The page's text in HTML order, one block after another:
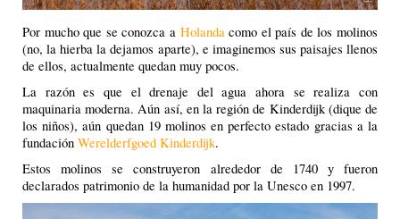
Por mucho que se conozca a Holandacomo el país de los molinos
(no, la hierba la dejamos aparte), e imaginemos sus paisajes llenos
de ellos, actualmente quedan muy pocos.
La razón es que el drenaje del agua ahora se realiza con
maquinaria moderna. Aún así, en la región de Kinderdijk (dique de
los niños), aún quedan 19 molinos en perfecto estado gracias a la
fundación Werelderfgoed Kinderdijk.
Estos molinos se construyeron alrededor de 1740 y fueron
declarados patrimonio de la humanidad por la Unesco en 1997.